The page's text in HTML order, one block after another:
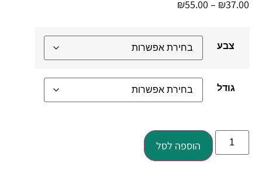
₪37.00
–
₪55.00
צבע
גודל
הוספה לסל